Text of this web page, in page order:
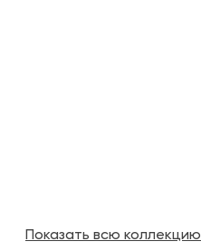
Показать всю коллекцию